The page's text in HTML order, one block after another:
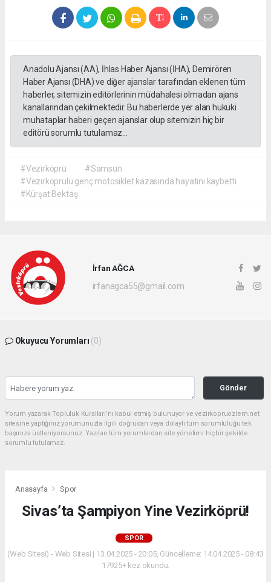
Anadolu Ajansı (AA), İhlas Haber Ajansı (İHA), Demirören
Haber Ajansı (DHA) ve diğer ajanslar tarafından eklenen tüm
haberler, sitemizin editörlerinin müdahalesi olmadan ajans
kanallarından çekilmektedir. Bu haberlerde yer alan hukuki
muhataplar haberi geçen ajanslar olup sitemizin hiç bir
editörü sorumlu tutulamaz...
#Vezirköprü
#Samsun
#Vezirköprülü genç motosiklet kazasında hayatını kaybetti
#Kürşat Bektaş
İrfan AĞCA
irfanagca55@gmail.com
Okuyucu Yorumları (0)
Gönder
Yorum yazarak Topluluk Kuralları’nı kabul etmiş bulunuyor ve vezirkopruozlem.net
sitesine yaptığınız yorumunuzla ilgili doğrudan veya dolaylı tüm sorumluluğu tek
başınıza üstleniyorsunuz. Yazılan tüm yorumlardan site yönetimi hiçbir şekilde
sorumlu tutulamaz.
Anasayfa Spor
Sivas’ta Şampiyon Yine Vezirköprü!
SPOR
(Web Sitesi) - Web Sitesi | 13.04.2025 - 20:05, Güncelleme: 14.04.2025 - 08:43
17925+ kez okundu.